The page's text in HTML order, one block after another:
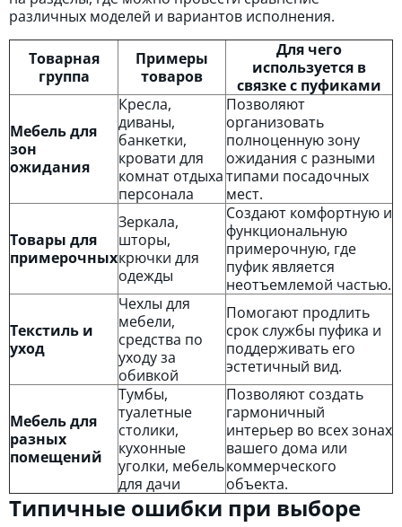
различных моделей и вариантов исполнения.
Товарная
группа
Примеры
товаров
Для чего
используется в
связке с пуфиками
Мебель для
зон
ожидания
Кресла,
диваны,
банкетки,
кровати для
комнат отдыха
персонала
Позволяют
организовать
полноценную зону
ожидания с разными
типами посадочных
мест.
Товары для
примерочных
Зеркала,
шторы,
крючки для
одежды
Создают комфортную и
функциональную
примерочную, где
пуфик является
неотъемлемой частью.
Текстиль и
уход
Чехлы для
мебели,
средства по
уходу за
обивкой
Помогают продлить
срок службы пуфика и
поддерживать его
эстетичный вид.
Мебель для
разных
помещений
Тумбы,
туалетные
столики,
кухонные
уголки, мебель
для дачи
Позволяют создать
гармоничный
интерьер во всех зонах
вашего дома или
коммерческого
объекта.
Типичные ошибки при выборе